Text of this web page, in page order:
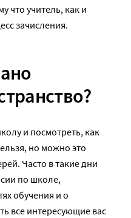
что учитель, как и
зачисления.
и посмотреть, как
но можно это
Часто в такие дни
по школе,
обучения и о
все интересующие вас